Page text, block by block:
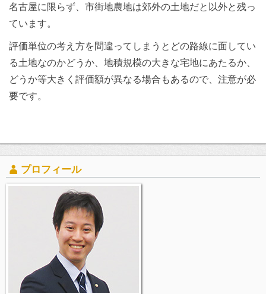
名古屋に限らず、市街地農地は郊外の土地だと以外と残っ
ています。
評価単位の考え方を間違ってしまうとどの路線に面してい
る土地なのかどうか、地積規模の大きな宅地にあたるか、
どうか等大きく評価額が異なる場合もあるので、注意が必
要です。
プロフィール